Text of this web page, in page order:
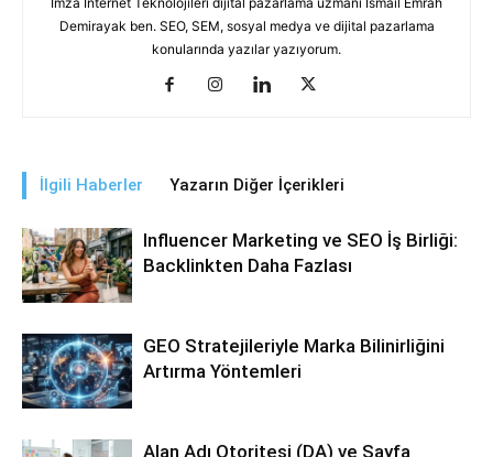
Demirayak ben. SEO, SEM, sosyal medya ve dijital pazarlama
konularında yazılar yazıyorum.
İlgili Haberler Yazarın Diğer İçerikleri
Influencer Marketing ve SEO İş Birliği:
Backlinkten Daha Fazlası
GEO Stratejileriyle Marka Bilinirliğini
Artırma Yöntemleri
Alan Adı Otoritesi (DA) ve Sayfa